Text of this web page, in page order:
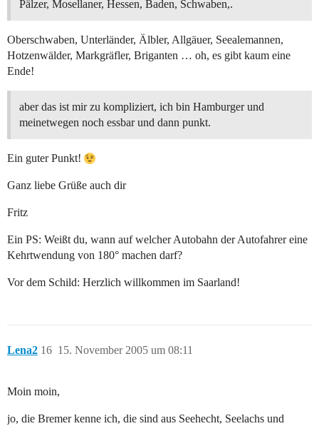
Pälzer, Mosellaner, Hessen, Baden, Schwaben,.
Oberschwaben, Unterländer, Älbler, Allgäuer, Seealemannen,
Hotzenwälder, Markgräfler, Briganten … oh, es gibt kaum eine
Ende!
aber das ist mir zu kompliziert, ich bin Hamburger und
meinetwegen noch essbar und dann punkt.
Ein guter Punkt!
Ganz liebe Grüße auch dir
Fritz
Ein PS: Weißt du, wann auf welcher Autobahn der Autofahrer eine
Kehrtwendung von 180° machen darf?
Vor dem Schild: Herzlich willkommen im Saarland!
Lena2 15. November 2005 um 08:11
16
Moin moin,
jo, die Bremer kenne ich, die sind aus Seehecht, Seelachs und